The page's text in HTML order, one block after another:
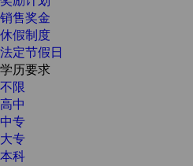
销售奖金
休假制度
法定节假日
学历要求
不限
高中
中专
大专
本科